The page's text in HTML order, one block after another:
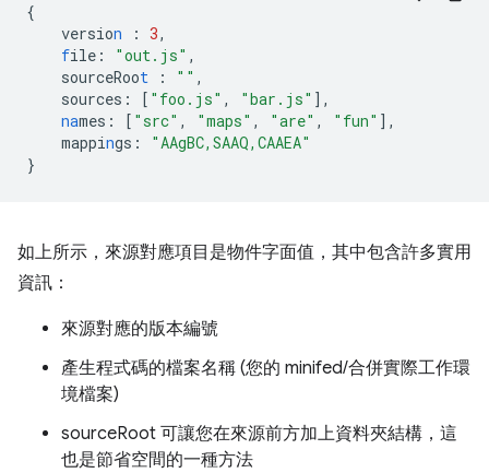
{
version : 3,
file : "out.js" ,
sourceRoot : "" ,
sources : [ "foo.js" , "bar.js" ],
names : [ "src" , "maps" , "are" , "fun" ],
mappings :
"AAgBC,SAAQ,CAAEA"
}
如上所示，來源對應項目是物件字面值，其中包含許多實用
資訊：
來源對應的版本編號
產生程式碼的檔案名稱 (您的 minifed/合併實際工作環
境檔案)
sourceRoot 可讓您在來源前方加上資料夾結構，這
也是節省空間的一種方法